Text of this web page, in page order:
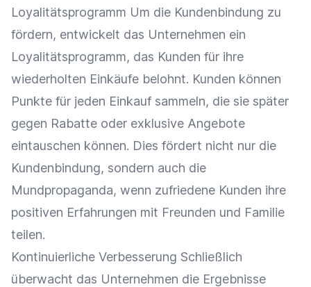
Loyalitätsprogramm Um die Kundenbindung zu
fördern, entwickelt das Unternehmen ein
Loyalitätsprogramm, das Kunden für ihre
wiederholten Einkäufe belohnt. Kunden können
Punkte für jeden Einkauf sammeln, die sie später
gegen Rabatte oder exklusive Angebote
eintauschen können. Dies fördert nicht nur die
Kundenbindung, sondern auch die
Mundpropaganda, wenn zufriedene Kunden ihre
positiven Erfahrungen mit Freunden und Familie
teilen.
Kontinuierliche Verbesserung Schließlich
überwacht das Unternehmen die Ergebnisse